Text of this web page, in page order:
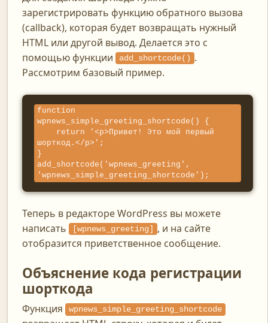
зарегистрировать функцию обратного вызова
(callback), которая будет возвращать нужный
HTML или другой вывод. Делается это с
помощью функции
add_shortcode() .
Рассмотрим базовый пример.
function
wpnews_simple_greeting_shortcode() {
шорткод.</p>';
}
add_shortcode('wpnews_greeting',
'wpnews_simple_greeting_shortcode');
Теперь в редакторе WordPress вы можете
написать
[wpnews_greeting] , и на сайте
отобразится приветственное сообщение.
Объяснение кода регистрации
шорткода
Функция wpnews_simple_greeting_shortcode